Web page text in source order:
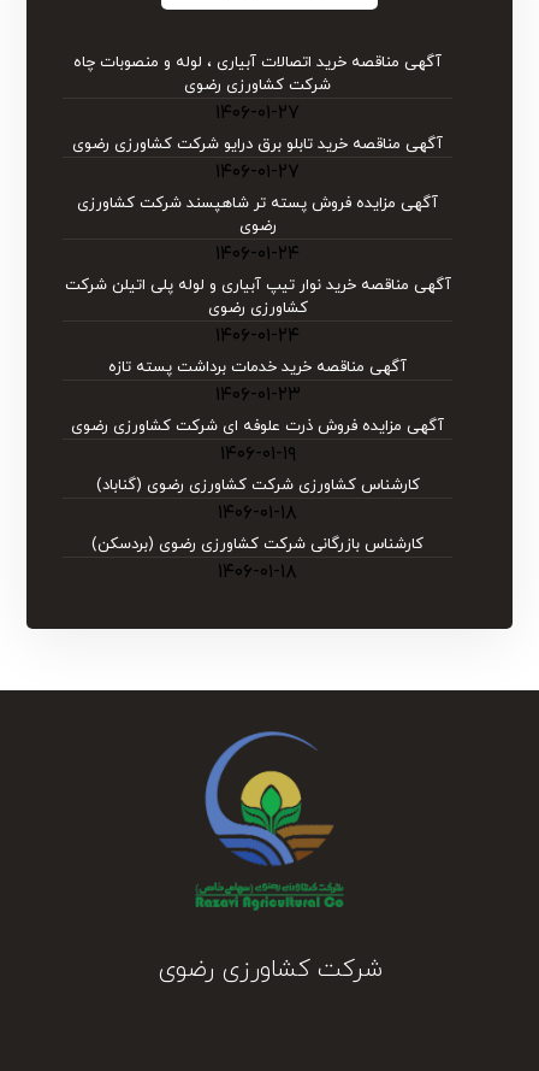
آگهی مناقصه خرید اتصالات آبیاری ، لوله و منصوبات چاه
شرکت کشاورزی رضوی
۱۴۰۶-۰۱-۲۷
آگهی مناقصه خرید تابلو برق درایو شركت كشاورزی رضوی
۱۴۰۶-۰۱-۲۷
آگهی مزایده فروش پسته تر شاهپسند شرکت کشاورزی
رضوی
۱۴۰۶-۰۱-۲۴
آگهی مناقصه خرید نوار تیپ آبیاری و لوله پلی اتیلن شركت
كشاورزی رضوی
۱۴۰۶-۰۱-۲۴
آگهی مناقصه خرید خدمات برداشت پسته تازه
۱۴۰۶-۰۱-۲۳
آگهی مزایده فروش ذرت علوفه ای شرکت کشاورزی رضوی
۱۴۰۶-۰۱-۱۹
کارشناس کشاورزی شرکت کشاورزی رضوی (گناباد)
۱۴۰۶-۰۱-۱۸
کارشناس بازرگانی شرکت کشاورزی رضوی (بردسکن)
۱۴۰۶-۰۱-۱۸
شرکت کشاورزی رضوی